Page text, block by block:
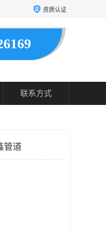
资质认证
联系方式
管道